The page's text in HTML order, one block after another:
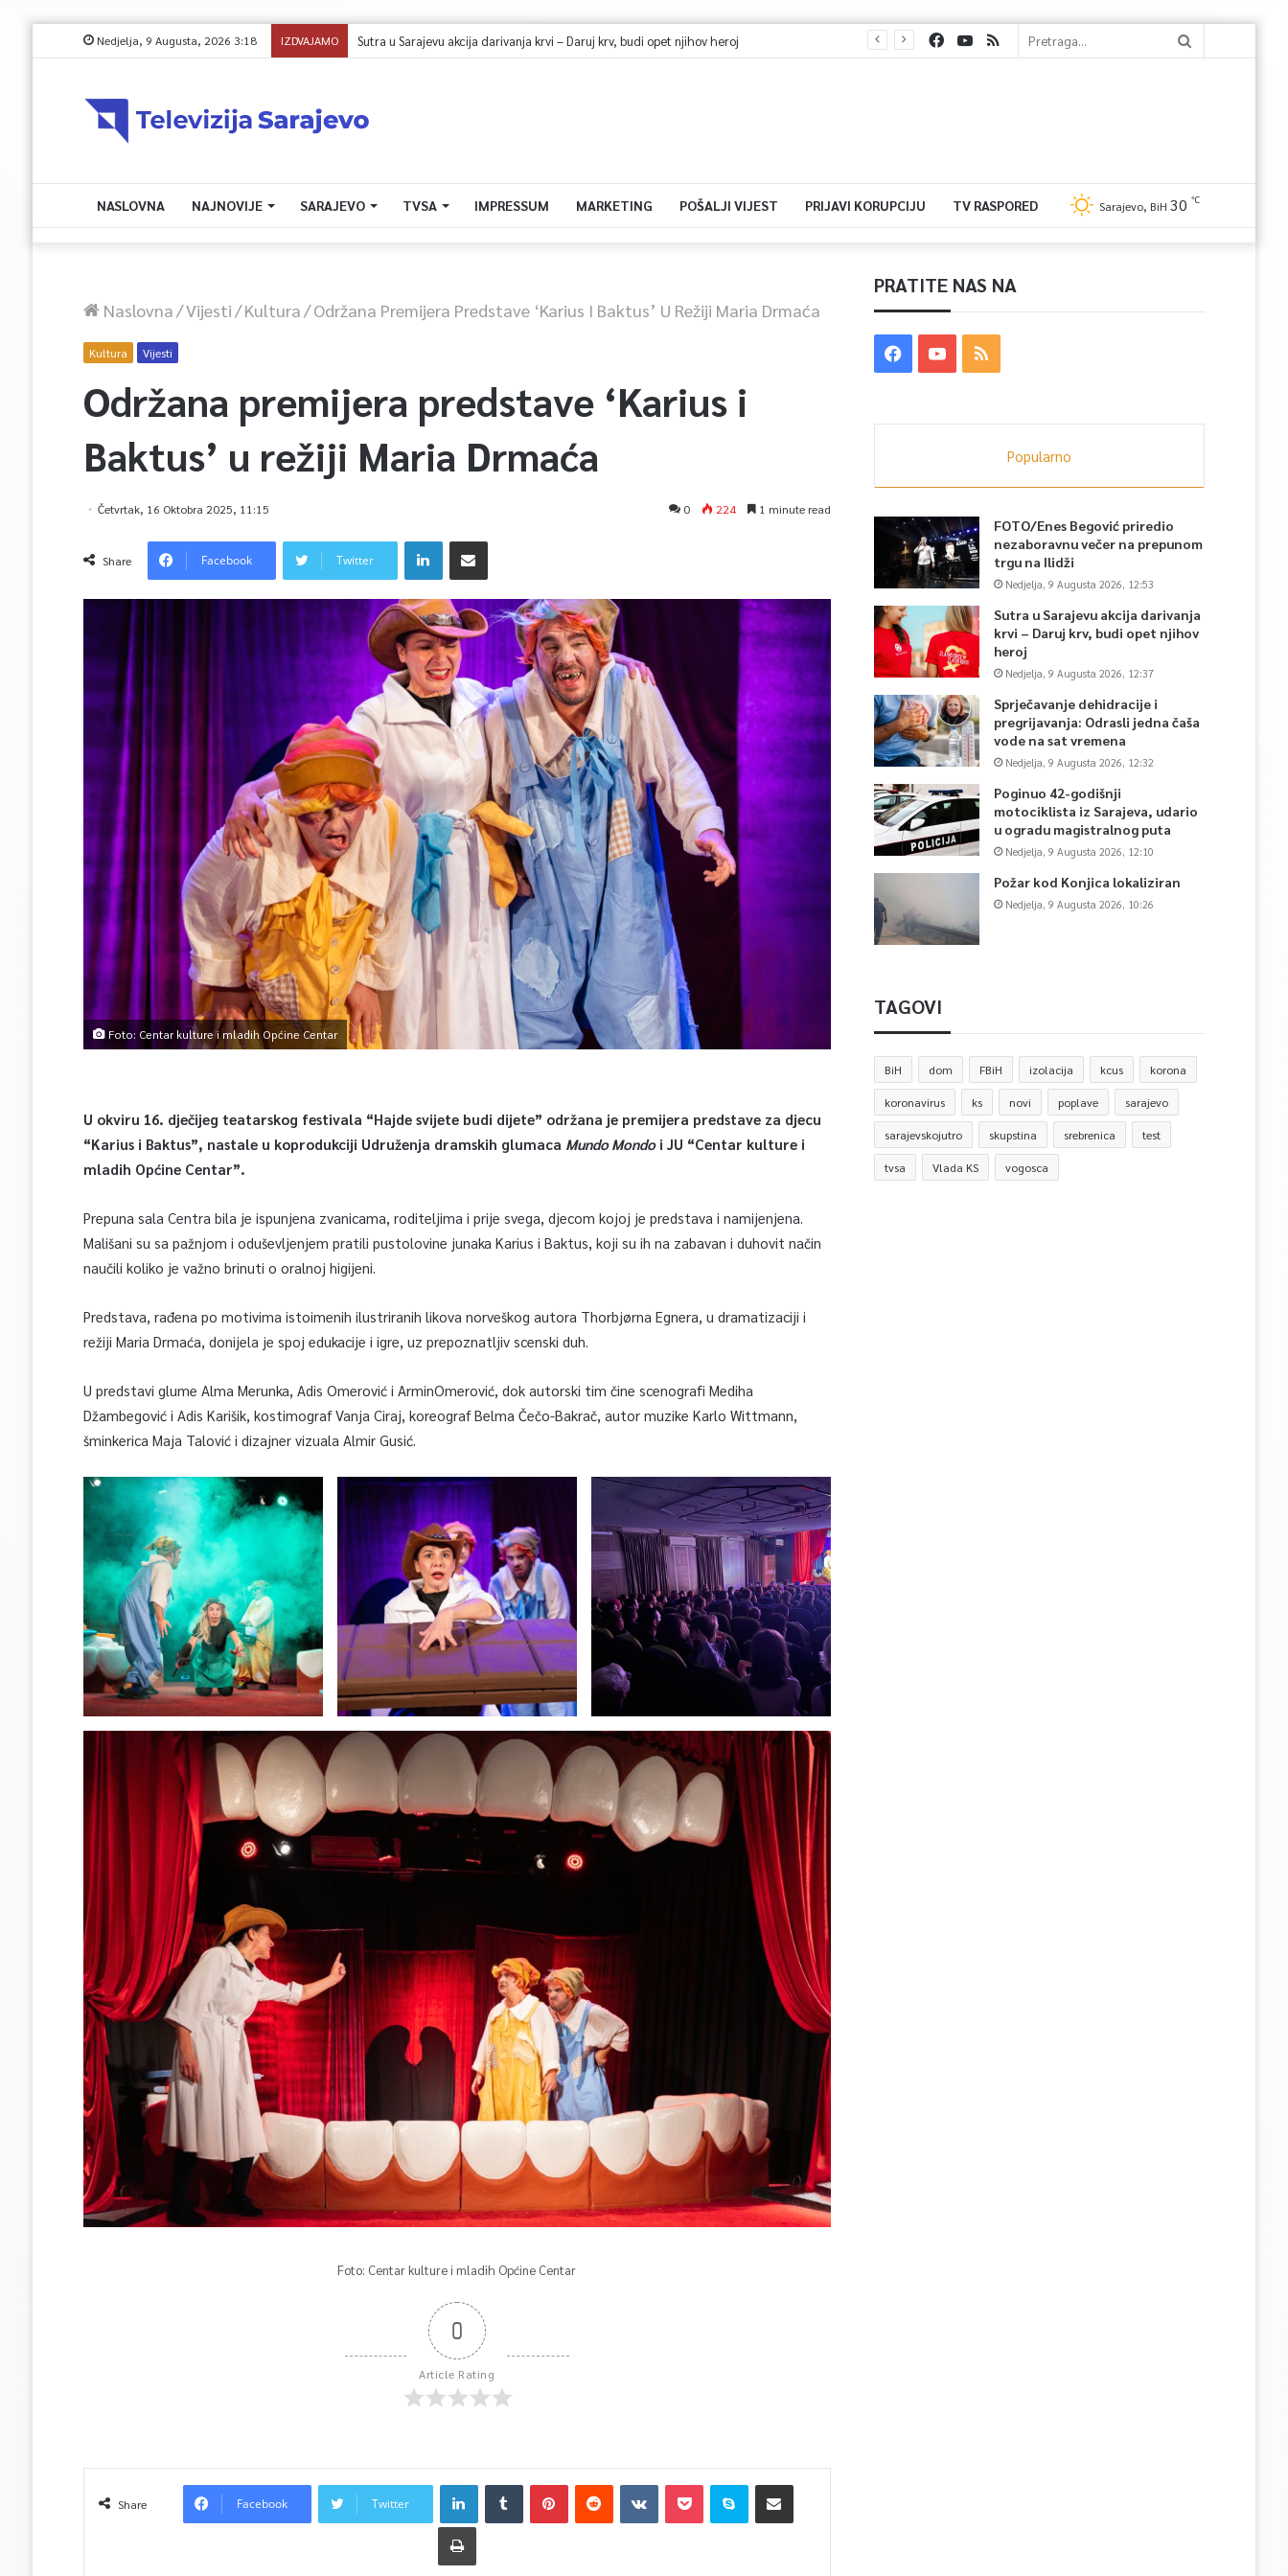
Nedjelja, 9 Augusta, 2026 3:18 IZDVAJAMO Sprječavanje dehidracije i pregrijavanja: Odrasli jedna čaša vode na sat vremena
NASLOVNA NAJNOVIJE SARAJEVO TVSA IMPRESSUM MARKETING POŠALJI VIJEST PRIJAVI KORUPCIJU TV RASPORED Sarajevo, BiH 30 ℃
Naslovna/Vijesti/Kultura/Održana Premijera Predstave ‘Karius I Baktus’ U Režiji Maria Drmaća
Kultura Vijesti
Održana premijera predstave ‘Karius i
Baktus’ u režiji Maria Drmaća
Četvrtak, 16 Oktobra 2025, 11:15 0 224 1 minute read
Share Facebook Twitter
Foto: Centar kulture i mladih Općine Centar
U okviru 16. dječijeg teatarskog festivala “Hajde svijete budi dijete” održana je premijera predstave za djecu
“Karius i Baktus”, nastale u koprodukciji Udruženja dramskih glumaca Mundo Mondoi JU “Centar kulture i
mladih Općine Centar”.
Prepuna sala Centra bila je ispunjena zvanicama, roditeljima i prije svega, djecom kojoj je predstava i namijenjena.
Mališani su sa pažnjom i oduševljenjem pratili pustolovine junaka Karius i Baktus, koji su ih na zabavan i duhovit način
naučili koliko je važno brinuti o oralnoj higijeni.
Predstava, rađena po motivima istoimenih ilustriranih likova norveškog autora Thorbjørna Egnera, u dramatizaciji i
režiji Maria Drmaća, donijela je spoj edukacije i igre, uz prepoznatljiv scenski duh.
U predstavi glume Alma Merunka, Adis Omerović i ArminOmerović, dok autorski tim čine scenografi Mediha
Džambegović i Adis Karišik, kostimograf Vanja Ciraj, koreograf Belma Čečo-Bakrač, autor muzike Karlo Wittmann,
šminkerica Maja Talović i dizajner vizuala Almir Gusić.
Foto: Centar kulture i mladih Općine Centar
0
Article Rating
Share Facebook Twitter
PRATITE NAS NA
Popularno
FOTO/Enes Begović priredio
nezaboravnu večer na prepunom
trgu na Ilidži
Nedjelja, 9 Augusta 2026, 12:53
Sutra u Sarajevu akcija darivanja
krvi – Daruj krv, budi opet njihov
heroj
Nedjelja, 9 Augusta 2026, 12:37
Sprječavanje dehidracije i
pregrijavanja: Odrasli jedna čaša
vode na sat vremena
Nedjelja, 9 Augusta 2026, 12:32
Poginuo 42-godišnji
motociklista iz Sarajeva, udario
u ogradu magistralnog puta
Nedjelja, 9 Augusta 2026, 12:10
Požar kod Konjica lokaliziran
Nedjelja, 9 Augusta 2026, 10:26
TAGOVI
BiH dom FBiH izolacija kcus korona
koronavirus ks novi poplave sarajevo
sarajevskojutro skupstina srebrenica test
tvsa Vlada KS vogosca